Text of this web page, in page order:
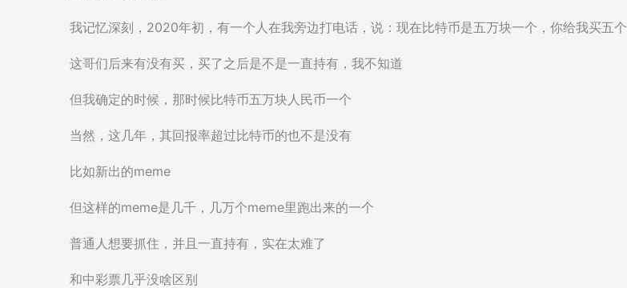
我记忆深刻，2020年初，有一个人在我旁边打电话，说：现在比特币是五万块一个，你给我买五个
这哥们后来有没有买，买了之后是不是一直持有，我不知道
但我确定的时候，那时候比特币五万块人民币一个
当然，这几年，其回报率超过比特币的也不是没有
比如新出的meme
但这样的meme是几千，几万个meme里跑出来的一个
普通人想要抓住，并且一直持有，实在太难了
和中彩票几乎没啥区别